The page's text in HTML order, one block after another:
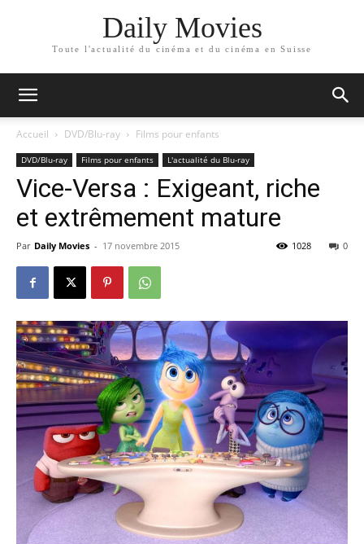
Daily Movies
Toute l'actualité du cinéma et du cinéma en Suisse
Accueil DVD/Blu-ray Films pour enfants
DVD/Blu-ray Films pour enfants L'actualité du Blu-ray
Vice-Versa : Exigeant, riche
et extrêmement mature
Par Daily Movies - 17 novembre 2015 0
1028